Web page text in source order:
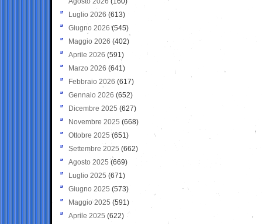
Luglio 2026 (613)
Giugno 2026 (545)
Maggio 2026 (402)
Aprile 2026 (591)
Marzo 2026 (641)
Febbraio 2026 (617)
Gennaio 2026 (652)
Dicembre 2025 (627)
Novembre 2025 (668)
Ottobre 2025 (651)
Settembre 2025 (662)
Agosto 2025 (669)
Luglio 2025 (671)
Giugno 2025 (573)
Maggio 2025 (591)
Aprile 2025 (622)